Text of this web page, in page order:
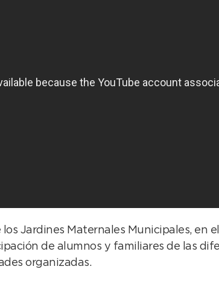
Jardines Maternales Municipales, en
de alumnos y familiares de las
organizadas.